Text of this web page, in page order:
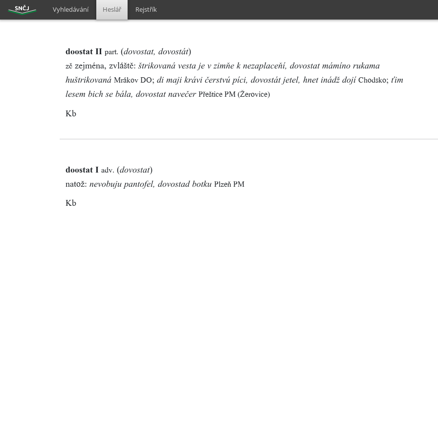
Vyhledávání Heslář Rejstřík
doostat II part. (dovostat, dovostát)
zč zejména, zvláště: štrikovaná vesta je v zimňe k nezaplaceňí, dovostat mámíno rukama
huštrikovaná Mrákov DO; di maji krávi čerstvú píci, dovostát jetel, hnet inádž dojí Chodsko; ťim
lesem bich se bála, dovostat navečer Přeštice PM (Žerovice)
Kb
doostat I adv. (dovostat)
natož: nevobuju pantofel, dovostad botku Plzeň PM
Kb